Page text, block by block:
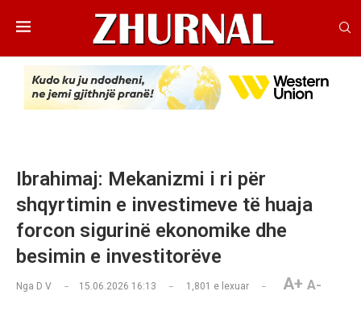
Ibrahimaj: Mekanizmi i ri për
shqyrtimin e investimeve të huaja
forcon sigurinë ekonomike dhe
besimin e investitorëve
Nga D V 15.06.2026 16:13 1,801 e lexuar A+ A-